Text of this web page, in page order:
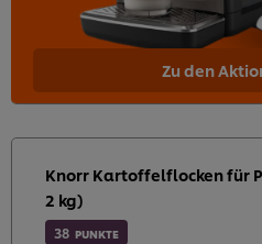
Zu den
Knorr Kartoffelflocken für
2 kg)
38 PUNKTE